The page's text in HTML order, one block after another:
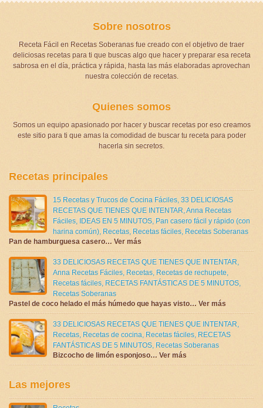
Sobre nosotros
Receta Fácil en Recetas Soberanas fue creado con el objetivo de traer
deliciosas recetas para ti que buscas algo que hacer y preparar esa receta
sabrosa en el día, práctica y rápida, hasta las más elaboradas aprovechan
nuestra colección de recetas.
Quienes somos
Somos un equipo apasionado por hacer y buscar recetas por eso creamos
este sitio para ti que amas la comodidad de buscar tu receta para poder
hacerla sin secretos.
Recetas principales
15 Recetas y Trucos de Cocina Fáciles, 33 DELICIOSAS
RECETAS QUE TIENES QUE INTENTAR,Anna Recetas
Fáciles, IDEAS EN 5 MINUTOS, Pan casero fácil y rápido (con
harina común), Recetas, Recetas fáciles, Recetas Soberanas
Pan de hamburguesa casero… Ver más
33 DELICIOSAS RECETAS QUE TIENES QUE INTENTAR,
Anna Recetas Fáciles, Recetas, Recetas de rechupete,
Recetas fáciles, RECETAS FANTÁSTICAS DE 5 MINUTOS,
Recetas Soberanas
Pastel de coco helado el más húmedo que hayas visto… Ver más
33 DELICIOSAS RECETAS QUE TIENES QUE INTENTAR,
Recetas, Recetas de cocina, Recetas fáciles, RECETAS
FANTÁSTICAS DE 5 MINUTOS, Recetas Soberanas
Bizcocho de limón esponjoso… Ver más
Las mejores